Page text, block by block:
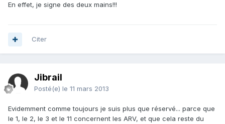
En effet, je signe des deux mains!!!
Citer
Jibrail
Posté(e) le 11 mars 2013
Evidemment comme toujours je suis plus que réservé... parce que
le 1, le 2, le 3 et le 11 concernent les ARV, et que cela reste du